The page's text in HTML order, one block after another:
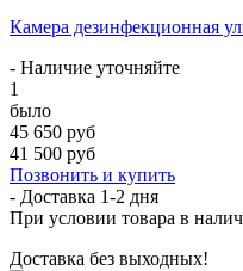
Камера дезинфекционная
- Наличие уточняйте
1
было
45 650 руб
41 500 руб
Позвонить и купить
- Доставка 1-2 дня
При условии товара в
Доставка без выходных!